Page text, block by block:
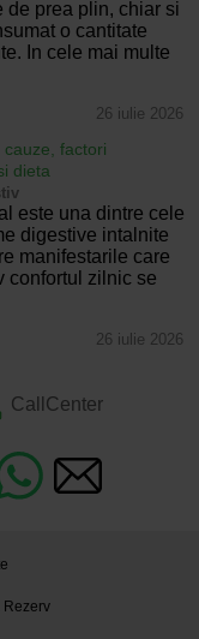
de prea plin, chiar si
o cantitate
In cele mai multe
26 iulie 2026
factori
dieta
este una dintre cele
digestive intalnite
manifestarile care
confortul zilnic se
26 iulie 2026
CallCenter
Rezerv